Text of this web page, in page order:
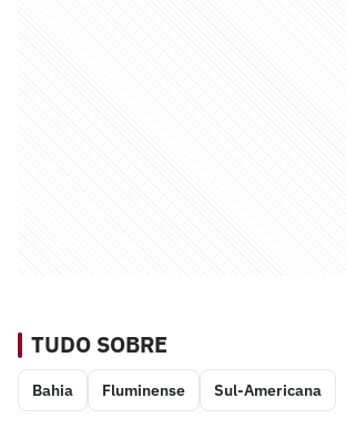
TUDO SOBRE
Bahia Fluminense Sul-Americana